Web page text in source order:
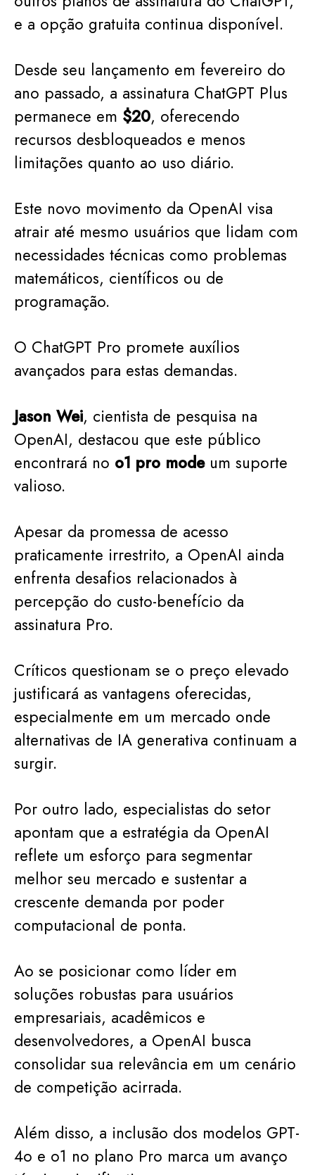
e a opção gratuita continua disponível.
Desde seu lançamento em fevereiro do
ano passado, a assinatura ChatGPT Plus
permanece em $20, oferecendo
recursos desbloqueados e menos
limitações quanto ao uso diário.
Este novo movimento da OpenAI visa
atrair até mesmo usuários que lidam com
necessidades técnicas como problemas
matemáticos, científicos ou de
programação.
O ChatGPT Pro promete auxílios
avançados para estas demandas.
Jason Wei, cientista de pesquisa na
OpenAI, destacou que este público
encontrará no o1 pro modeum suporte
valioso.
Apesar da promessa de acesso
praticamente irrestrito, a OpenAI ainda
enfrenta desafios relacionados à
percepção do custo-benefício da
assinatura Pro.
Críticos questionam se o preço elevado
justificará as vantagens oferecidas,
especialmente em um mercado onde
alternativas de IA generativa continuam a
surgir.
Por outro lado, especialistas do setor
apontam que a estratégia da OpenAI
reflete um esforço para segmentar
melhor seu mercado e sustentar a
crescente demanda por poder
computacional de ponta.
Ao se posicionar como líder em
soluções robustas para usuários
empresariais, acadêmicos e
desenvolvedores, a OpenAI busca
consolidar sua relevância em um cenário
de competição acirrada.
Além disso, a inclusão dos modelos GPT-
4o e o1 no plano Pro marca um avanço